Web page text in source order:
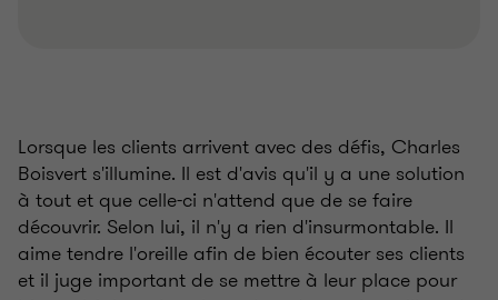
Lorsque les clients arrivent avec des défis, Charles
Boisvert s'illumine. Il est d'avis qu'il y a une solution
à tout et que celle-ci n'attend que de se faire
découvrir. Selon lui, il n'y a rien d'insurmontable. Il
aime tendre l'oreille afin de bien écouter ses clients
et il juge important de se mettre à leur place pour